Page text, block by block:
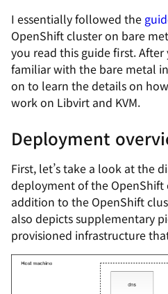
I essentially followed the
OpenShift cluster on bare
you read this guide first.
familiar with the bare metal
on to learn the details on
work on Libvirt and KVM.
Deployment
First, let’s take a look at the
deployment of the OpenShift
addition to the OpenShift
also depicts supplementary
provisioned infrastructure